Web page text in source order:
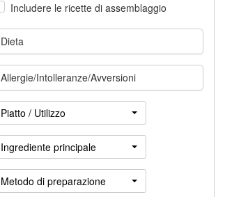
Includere le ricette di assemblaggio
Dieta
Allergie/Intolleranze/Avversioni
Piatto / Utilizzo
Ingrediente principale
Metodo di preparazione